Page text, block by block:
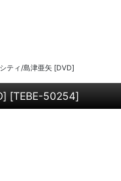
ティ/島津亜矢 [DVD]
[TEBE-50254]